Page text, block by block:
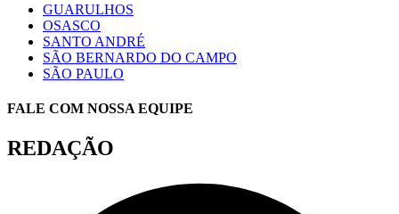
GUARULHOS
OSASCO
SANTO ANDRÉ
SÃO BERNARDO DO CAMPO
SÃO PAULO
FALE COM NOSSA EQUIPE
REDAÇÃO